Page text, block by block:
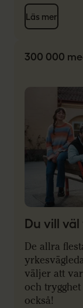
Läs mer
300 000
Du vill
De allra
väljer att
och
också!